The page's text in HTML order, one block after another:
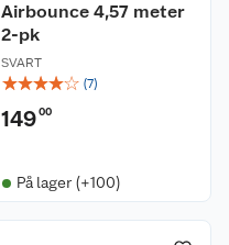
Airbounce 4,57 meter
2-pk
SVART
☆☆☆☆☆ (7)
14900
På lager (+100)